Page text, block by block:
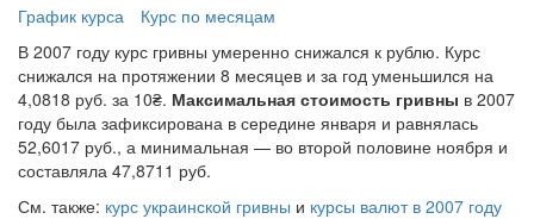
График курса
Курс по месяцам
В 2007 году курс гривны умеренно снижался к рублю. Курс
снижался на протяжении 8 месяцев и за год уменьшился на
4,0818 руб. за 10₴. Максимальная стоимость гривны в 2007
году была зафиксирована в середине января и равнялась
52,6017 руб., а минимальная — во второй половине ноября и
составляла 47,8711 руб.
См. также: курс украинской гривны и курсы валют в 2007 году